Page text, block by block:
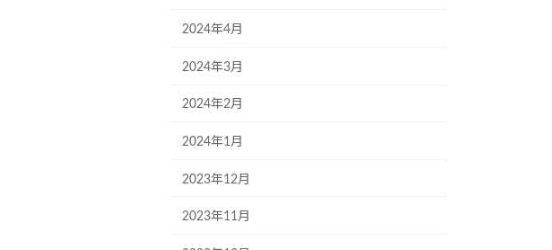
2024年4月
2024年3月
2024年2月
2024年1月
2023年12月
2023年11月